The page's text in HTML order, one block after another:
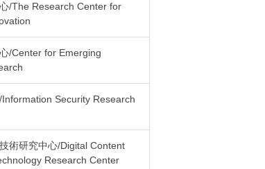
/The Research Center for
/Center for Emerging
Security Research
術研究中心/Digital Content
Research Center